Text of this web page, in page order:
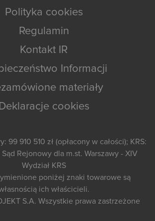
Polityka cookies
Regulamin
Kontakt IR
Informacji
materiały
Deklaracje cookies
99 910 510 zł (opłacony w całości); KRS:
Rejonowy dla m.st. Warszawy - XIV
Wydział KRS
poniżej znaki towarowe są
ich właścicieli.
S.A. Wszystkie prawa zastrzeżone